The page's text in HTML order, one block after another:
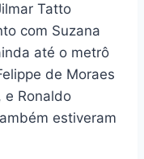
Tatto
com Suzana
até o metrô
de Moraes
Ronaldo
estiveram